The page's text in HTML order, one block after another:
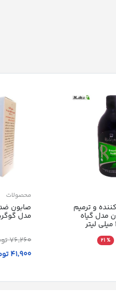
و ترمیم
مدل گیاه
% 21
محصولات
صابون ضد
مدل گوگرد
76٬260 تومان
41٬900 تومان